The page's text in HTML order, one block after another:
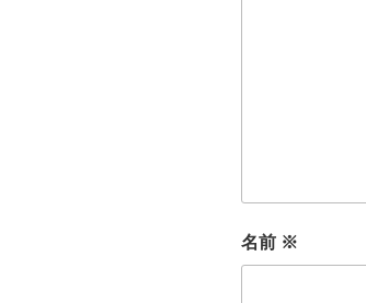
名前 ※